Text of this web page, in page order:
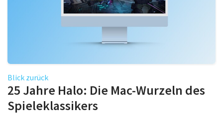
Blick zurück
25 Jahre Halo: Die Mac-Wurzeln des
Spieleklassikers